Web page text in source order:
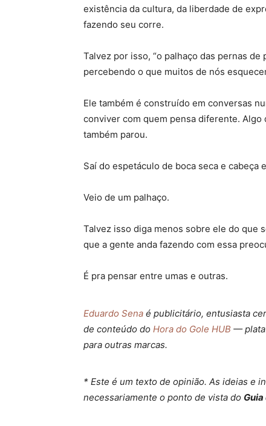
existência da cultura, da liberdade de
fazendo seu corre.
Talvez por isso, “o palhaço das pernas
percebendo o que muitos de nós
Ele também é construído em conversas
conviver com quem pensa diferente. Algo
também parou.
Saí do espetáculo de boca seca e
Veio de um palhaço.
Talvez isso diga menos sobre ele do que
que a gente anda fazendo com essa
É pra pensar entre umas e outras.
Eduardo Sena é publicitário, entusiasta
de conteúdo do Hora do Gole HUB —
para outras marcas.
* Este é um texto de opinião. As ideias e
necessariamente o ponto de vista do